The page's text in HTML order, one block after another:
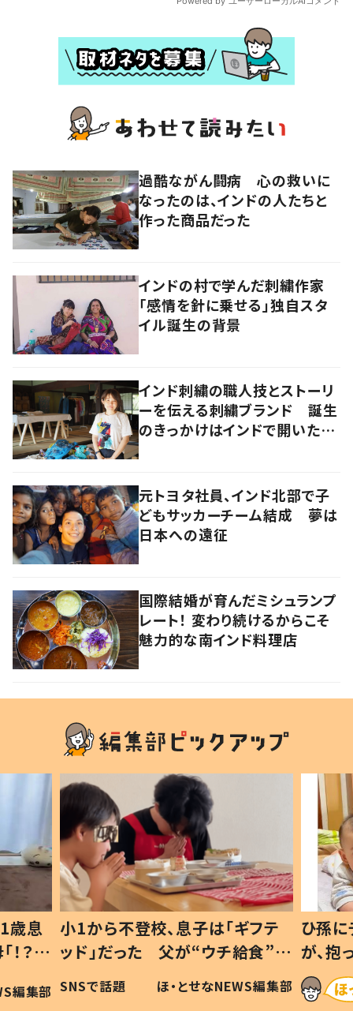
過酷ながん闘病 心の救いに
なったのは、インドの人たちと
作った商品だった
インドの村で学んだ刺繍作家
「感情を針に乗せる」独自スタ
イル誕生の背景
インド刺繍の職人技とストーリ
ーを伝える刺繍ブランド 誕生
のきっかけはインドで開いたフ
元トヨタ社員、インド北部で子
どもサッカーチーム結成 夢は
日本への遠征
国際結婚が育んだミシュランプ
レート！ 変わり続けるからこそ
魅力的な南インド料理店
フテ
食”を
編集部
ひ孫にデレデレな80歳じいじ
が、抱っこすると…ひ孫の反応に
「涙が出ました」「可愛くて仕方な
い」
ほ・とせなNEWS編集部